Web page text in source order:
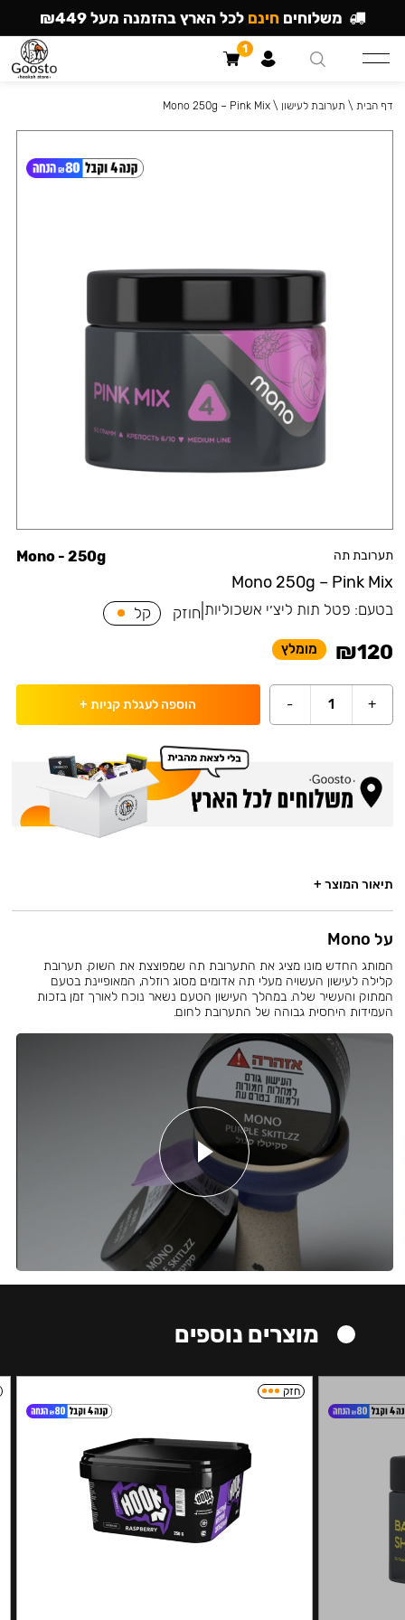
תערובת תה
Mono 250g – Pink Mix
Mono - 250g
בטעם: פטל תות ליצ׳י אשכוליות חוזק קל
₪120 מומלץ
+
1
- הוספה לעגלת קניות +
דף הבית \ תערובת לעישון \
Mono 250g – Pink Mix
תיאור המוצר +
על Mono
המותג החדש מונו מציג את התערובת תה שמפוצצת את השוק. תערובת
קלילה לעישון העשויה מעלי תה אדומים מסוג רוזלה, המאופיינת בטעם
המתוק והעשיר שלה. במהלך העישון הטעם נשאר נוכח לאורך זמן בזכות
העמידות היחסית גבוהה של התערובת לחום.
מוצרים נוספים
חזק
משלוחים חינם לכל הארץ בהזמנה מעל ₪449
1